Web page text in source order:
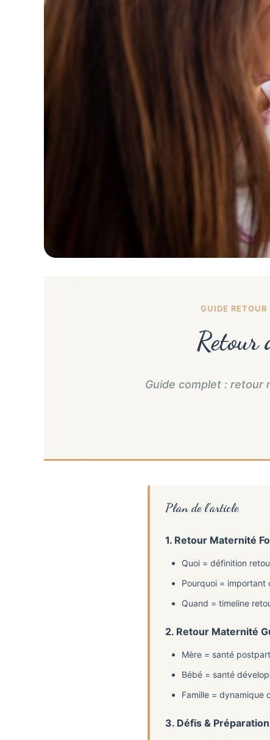
GUIDE
Retour
Guide complet : retour
Plan de l’article
1. Retour Maternité
Quoi = définition
Pourquoi = important
Quand = timeline
2. Retour Maternité
Mère = santé
Bébé = santé
Famille = dynamique
3. Défis &